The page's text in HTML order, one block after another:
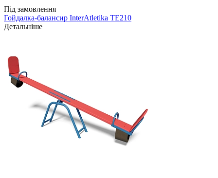
Під замовлення
Гойдалка-балансир InterAtletika TE210
Детальніше